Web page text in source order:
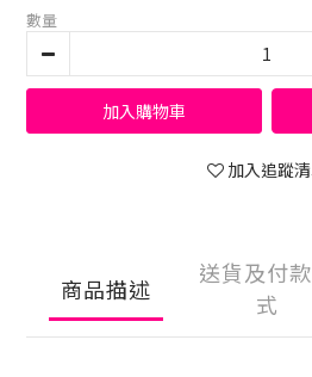
數量
加入購物車
加入追蹤
商品描述
送貨及付
式